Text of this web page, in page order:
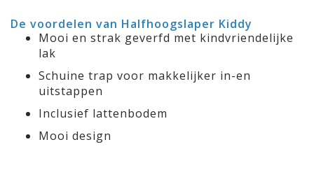
De voordelen van Halfhoogslaper Kiddy
Mooi en strak geverfd met kindvriendelijke
lak
Schuine trap voor makkelijker in-en
uitstappen
Inclusief lattenbodem
Mooi design